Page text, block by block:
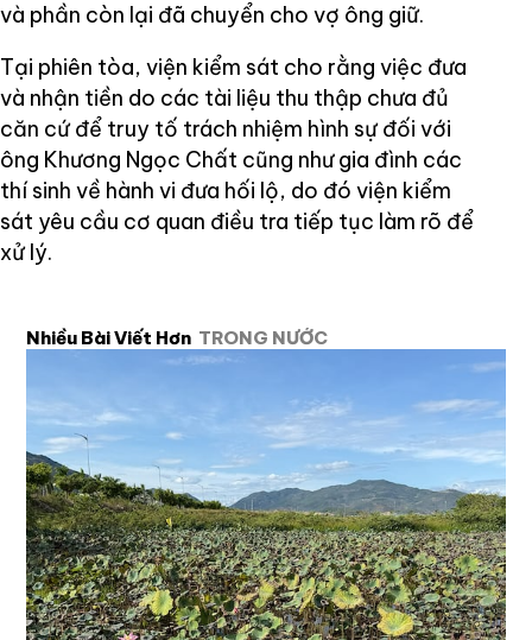
và phần còn lại đã chuyển cho vợ ông giữ.
Tại phiên tòa, viện kiểm sát cho rằng việc đưa
và nhận tiền do các tài liệu thu thập chưa đủ
căn cứ để truy tố trách nhiệm hình sự đối với
ông Khương Ngọc Chất cũng như gia đình các
thí sinh về hành vi đưa hối lộ, do đó viện kiểm
sát yêu cầu cơ quan điều tra tiếp tục làm rõ để
xử lý.
Nhiều Bài Viết Hơn TRONG NƯỚC